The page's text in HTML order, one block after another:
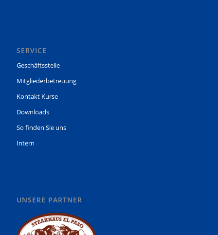
SERVICE
Geschäftsstelle
Mitgliederbetreuung
Kontakt Kurse
Downloads
So finden Sie uns
Intern
UNSERE PARTNER